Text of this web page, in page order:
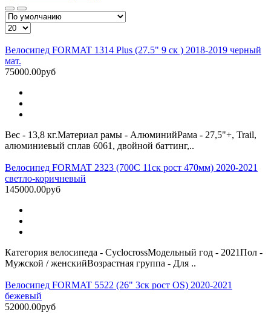
Велосипед FORMAT 1314 Plus (27.5" 9 ск ) 2018-2019 черный
мат.
75000.00руб
Вес - 13,8 кг.Материал рамы - АлюминийРама - 27,5"+, Trail,
алюминиевый сплав 6061, двойной баттинг,..
Велосипед FORMAT 2323 (700С 11ск рост 470мм) 2020-2021
светло-коричневый
145000.00руб
Категория велосипеда - CyclocrossМодельный год - 2021Пол -
Мужской / женскийВозрастная группа - Для ..
Велосипед FORMAT 5522 (26" 3ск рост OS) 2020-2021
бежевый
52000.00руб